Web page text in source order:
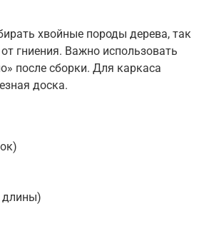
хвойные породы дерева, так
гниения. Важно использовать
после сборки. Для каркаса
доска.
длины)